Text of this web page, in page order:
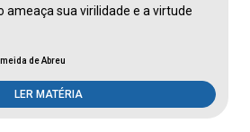
ameaça sua virilidade e a virtude
de Abreu
LER MATÉRIA